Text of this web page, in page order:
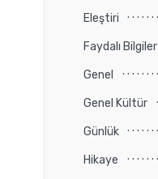
Eleştiri
Faydalı Bilgiler
Genel
Genel Kültür
Günlük
Hikaye